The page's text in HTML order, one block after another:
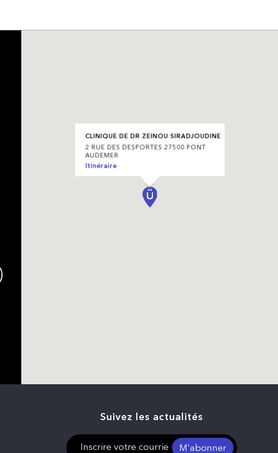
CLINIQUE DE DR ZEINOU SIRADJOUDINE
2 RUE DES DESPORTES 27500 PONT
AUDEMER
Itinéraire
Suivez les actualités
M'abonner